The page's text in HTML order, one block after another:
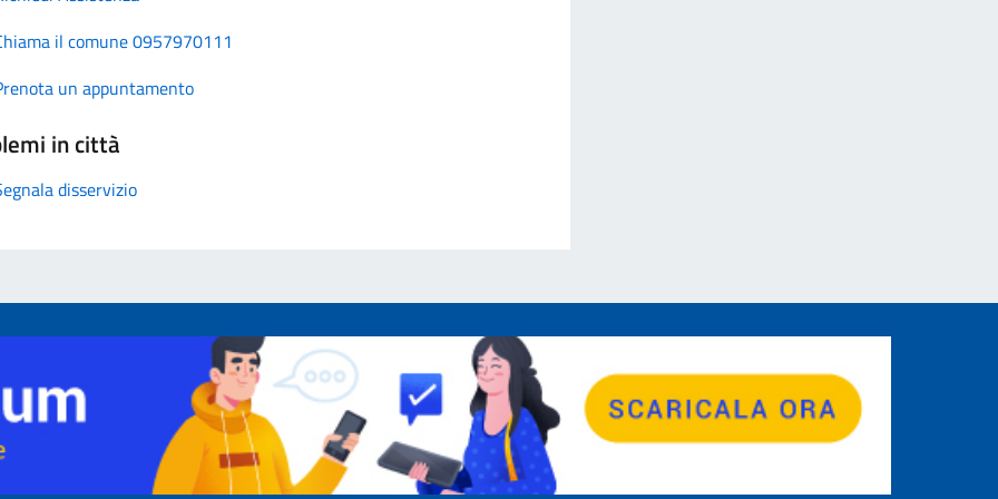
il comune 0957970111
un appuntamento
in città
disservizio